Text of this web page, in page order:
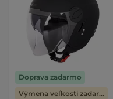
Doprava zadarmo
Výmena veľkosti zadarmo